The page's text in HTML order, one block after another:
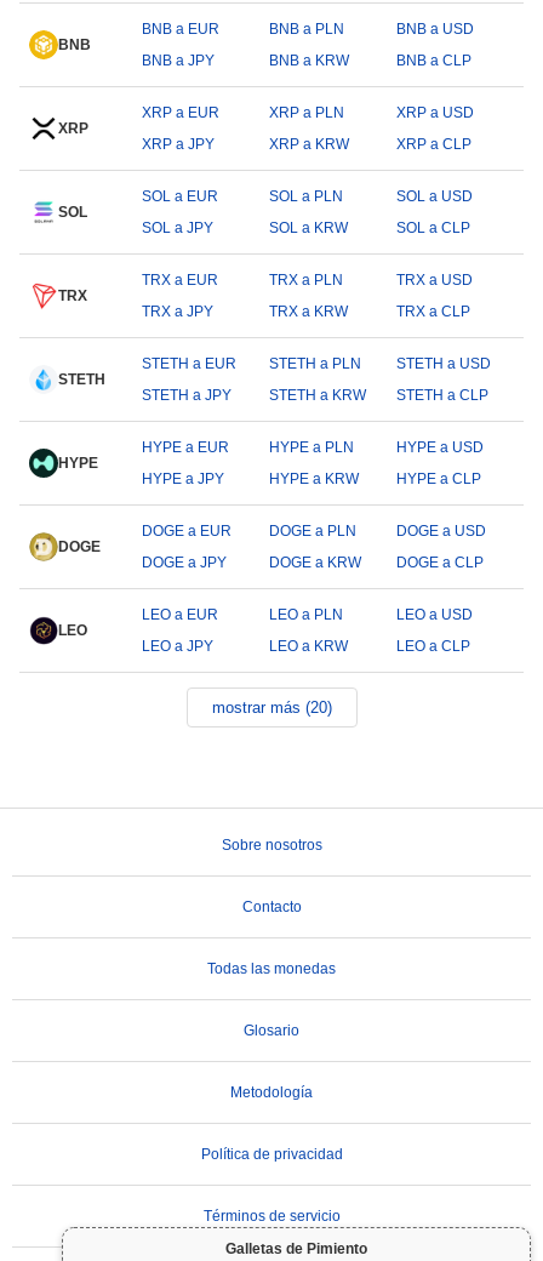
Galletas de Pimiento
BNB
BNB a EUR BNB a PLN
BNB a USD
BNB a JPY
BNB a KRW BNB a CLP
XRP
XRP a EUR XRP a PLN
XRP a USD
XRP a JPY
XRP a KRW XRP a CLP
SOL
SOL a EUR SOL a PLN
SOL a USD
SOL a JPY
SOL a KRW SOL a CLP
TRX
TRX a EUR TRX a PLN
TRX a USD
TRX a JPY
TRX a KRW TRX a CLP
STETH
STETH a EUR STETH a PLN
STETH a USD
STETH a JPY
STETH a KRW STETH a CLP
HYPE
HYPE a EUR HYPE a PLN
HYPE a USD
HYPE a JPY
HYPE a KRW HYPE a CLP
DOGE
DOGE a EUR DOGE a PLN
DOGE a USD
DOGE a JPY
DOGE a KRW DOGE a CLP
LEO
LEO a EUR LEO a PLN
LEO a USD
LEO a JPY
LEO a KRW LEO a CLP
mostrar más (20)
Sobre nosotros
Contacto
Todas las monedas
Glosario
Metodología
Política de privacidad
Términos de servicio